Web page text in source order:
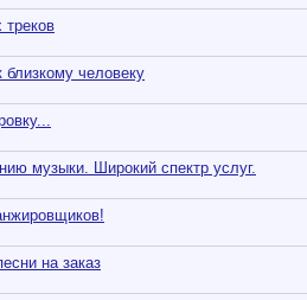
близкому человеку
музыки. Широкий спектр услуг.
на заказ